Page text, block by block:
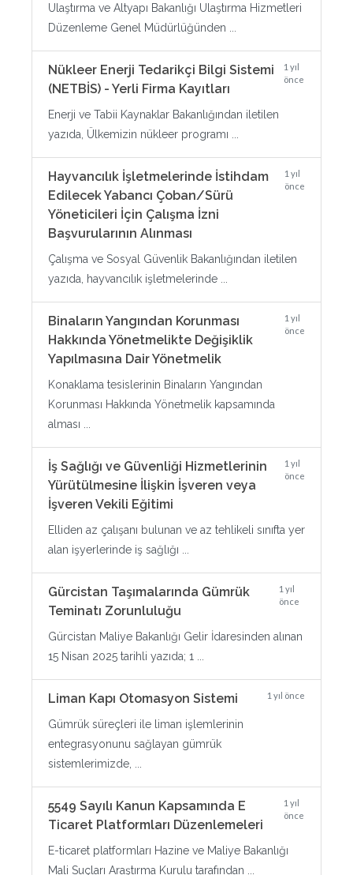
Ulaştırma ve Altyapı Bakanlığı Ulaştırma Hizmetleri
Düzenleme Genel Müdürlüğünden ...
Nükleer Enerji Tedarikçi Bilgi Sistemi
(NETBİS) - Yerli Firma Kayıtları
1 yıl
önce
Enerji ve Tabii Kaynaklar Bakanlığından iletilen
yazıda, Ülkemizin nükleer programı ...
Hayvancılık İşletmelerinde İstihdam
Edilecek Yabancı Çoban/Sürü
Yöneticileri İçin Çalışma İzni
Başvurularının Alınması
1 yıl
önce
Çalışma ve Sosyal Güvenlik Bakanlığından iletilen
yazıda, hayvancılık işletmelerinde ...
Binaların Yangından Korunması
Hakkında Yönetmelikte Değişiklik
Yapılmasına Dair Yönetmelik
1 yıl
önce
Konaklama tesislerinin Binaların Yangından
Korunması Hakkında Yönetmelik kapsamında
alması ...
İş Sağlığı ve Güvenliği Hizmetlerinin
Yürütülmesine İlişkin İşveren veya
İşveren Vekili Eğitimi
1 yıl
önce
Elliden az çalışanı bulunan ve az tehlikeli sınıfta yer
alan işyerlerinde iş sağlığı ...
Gürcistan Taşımalarında Gümrük
Teminatı Zorunluluğu
1 yıl
önce
Gürcistan Maliye Bakanlığı Gelir İdaresinden alınan
15 Nisan 2025 tarihli yazıda; 1 ...
Liman Kapı Otomasyon Sistemi 1 yıl önce
Gümrük süreçleri ile liman işlemlerinin
entegrasyonunu sağlayan gümrük
sistemlerimizde, ...
5549 Sayılı Kanun Kapsamında E
Ticaret Platformları Düzenlemeleri
1 yıl
önce
E-ticaret platformları Hazine ve Maliye Bakanlığı
Mali Suçları Araştırma Kurulu tarafından ...